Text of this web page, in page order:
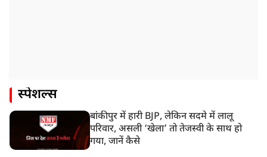
स्पेशल्स
बांकीपुर में हारी BJP, लेकिन सदमे में लालू
परिवार, असली ‘खेला’ तो तेजस्वी के साथ हो
गया, जानें कैसे